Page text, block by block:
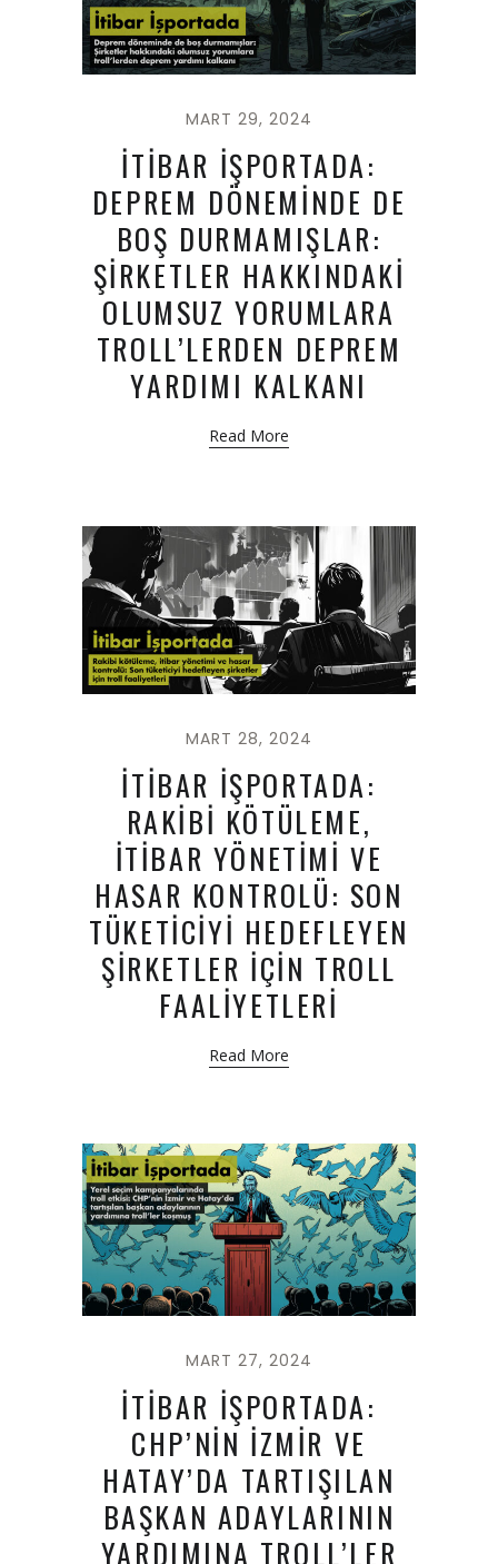
MART 29, 2024
İTİBAR İŞPORTADA:
DEPREM DÖNEMİNDE DE
BOŞ DURMAMIŞLAR:
ŞİRKETLER HAKKINDAKİ
OLUMSUZ YORUMLARA
TROLL’LERDEN DEPREM
YARDIMI KALKANI
Read More
MART 28, 2024
İTİBAR İŞPORTADA:
RAKİBİ KÖTÜLEME,
İTİBAR YÖNETİMİ VE
HASAR KONTROLÜ: SON
TÜKETİCİYİ HEDEFLEYEN
ŞİRKETLER İÇİN TROLL
FAALİYETLERİ
Read More
MART 27, 2024
İTİBAR İŞPORTADA:
CHP’NİN İZMİR VE
HATAY’DA TARTIŞILAN
BAŞKAN ADAYLARININ
YARDIMINA TROLL’LER